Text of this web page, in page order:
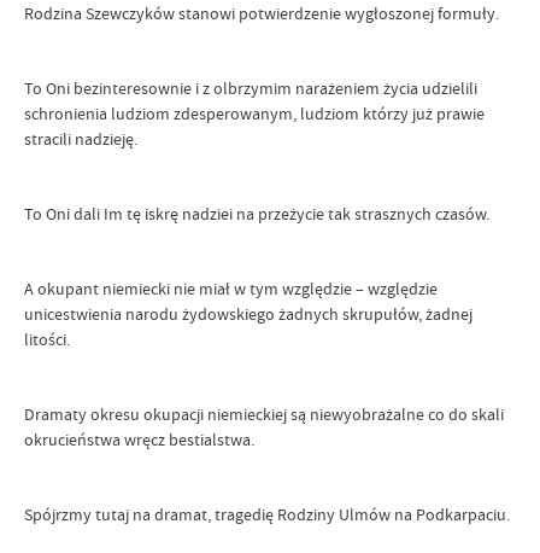
Rodzina Szewczyków stanowi potwierdzenie wygłoszonej formuły.
To Oni bezinteresownie i z olbrzymim narażeniem życia udzielili
schronienia ludziom zdesperowanym, ludziom którzy już prawie
stracili nadzieję.
To Oni dali Im tę iskrę nadziei na przeżycie tak strasznych czasów.
A okupant niemiecki nie miał w tym względzie – względzie
unicestwienia narodu żydowskiego żadnych skrupułów, żadnej
litości.
Dramaty okresu okupacji niemieckiej są niewyobrażalne co do skali
okrucieństwa wręcz bestialstwa.
Spójrzmy tutaj na dramat, tragedię Rodziny Ulmów na Podkarpaciu.